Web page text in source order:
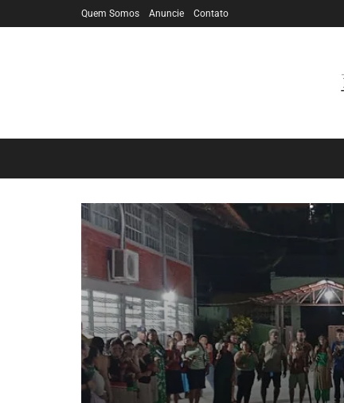
Quem Somos Anuncie Contato